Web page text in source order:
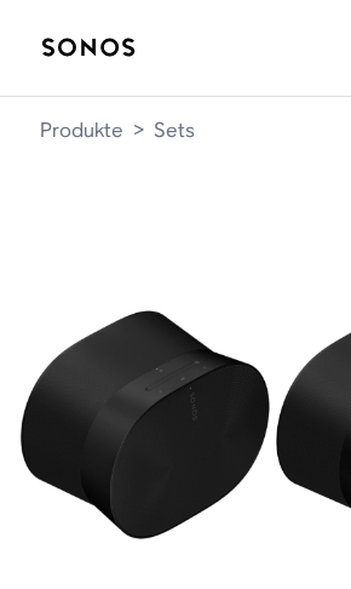
Produkte > Sets